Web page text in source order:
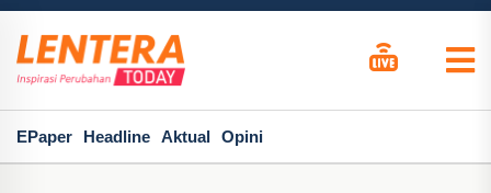
EPaper Headline Aktual Opini